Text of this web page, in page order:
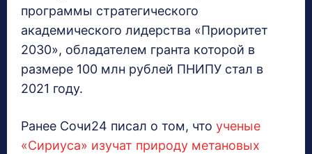
программы стратегического
академического лидерства «Приоритет
2030», обладателем гранта которой в
размере 100 млн рублей ПНИПУ стал в
2021 году.
Ранее Сочи24 писал о том, что ученые
«Сириуса» изучат природу метановых